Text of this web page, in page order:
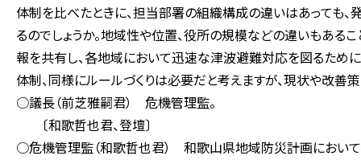
体制を比べたときに、担当部署の組織構成の違いはあっても
るのでしょうか。地域性や位置、役所の規模などの違いもあ
報を共有し、各地域において迅速な津波避難対応を図るため
体制、同様にルールづくりは必要だと考えますが、現状や改善
○議長（前芝雅嗣君） 危機管理監。
〔和歌哲也君、登壇〕
○危機管理監（和歌哲也君） 和歌山県地域防災計画におい